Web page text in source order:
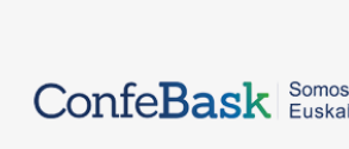
principal